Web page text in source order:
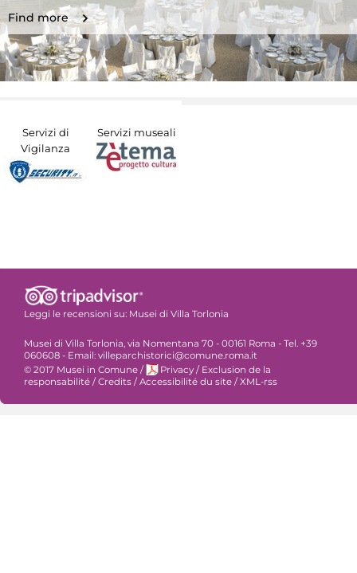
Find more
Servizi di
Vigilanza
Servizi museali
Leggi le recensioni su: Musei di Villa Torlonia
Musei di Villa Torlonia, via Nomentana 70 - 00161 Roma - Tel. +39
060608 - Email: villeparchistorici@comune.roma.it
© 2017 Musei in Comune / Privacy / Exclusion de la
responsabilité / Credits / Accessibilité du site / XML-rss